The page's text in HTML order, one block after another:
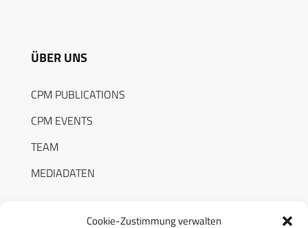
Cookie-Zustimmung verwalten
ÜBER UNS
CPM PUBLICATIONS
CPM EVENTS
TEAM
MEDIADATEN